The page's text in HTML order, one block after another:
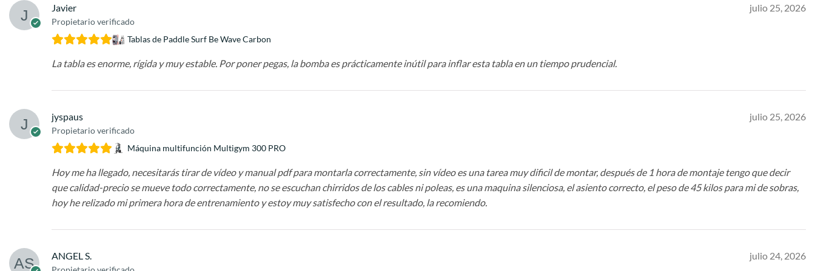
Javier
Propietario verificado
julio 25, 2026
Tablas de Paddle Surf Be Wave Carbon
La tabla es enorme, rígida y muy estable. Por poner pegas, la bomba es prácticamente inútil para inflar esta tabla en un tiempo prudencial.
jyspaus
Propietario verificado
julio 25, 2026
Máquina multifunción Multigym 300 PRO
Hoy me ha llegado, necesitarás tirar de vídeo y manual pdf para montarla correctamente, sin vídeo es una tarea muy dificil de montar, después de 1 hora de montaje tengo que decir
que calidad-precio se mueve todo correctamente, no se escuchan chirridos de los cables ni poleas, es una maquina silenciosa, el asiento correcto, el peso de 45 kilos para mi de sobras,
hoy he relizado mi primera hora de entrenamiento y estoy muy satisfecho con el resultado, la recomiendo.
ANGEL S. julio 24, 2026